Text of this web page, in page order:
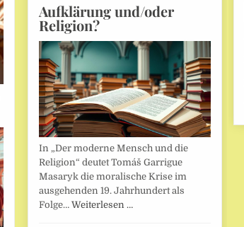
Aufklärung und/oder
Religion?
In „Der moderne Mensch und die
Religion“ deutet Tomáš Garrigue
Masaryk die moralische Krise im
ausgehenden 19. Jahrhundert als
Folge… Weiterlesen …